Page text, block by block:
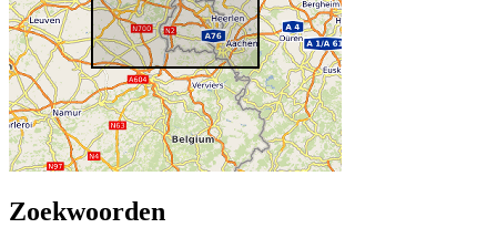
Zoekwoorden